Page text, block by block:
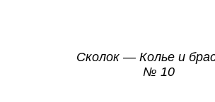
Сколок — Колье и
№ 10